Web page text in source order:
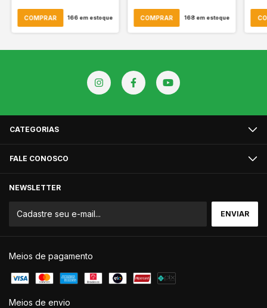
COMPRAR 166em estoque COMPRAR 168em estoque
CATEGORIAS
FALE CONOSCO
NEWSLETTER
Meios de pagamento
Meios de envio